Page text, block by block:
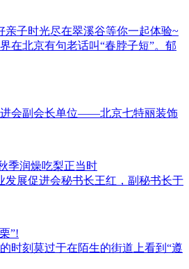
亲子时光尽在翠溪谷等你一起体验~
在北京有句老话叫“春脖子短”。郁
会副会长单位——北京七特丽装饰
季润燥吃梨正当时
发展促进会秘书长王红，副秘书长于
”!
时刻莫过于在陌生的街道上看到“遵